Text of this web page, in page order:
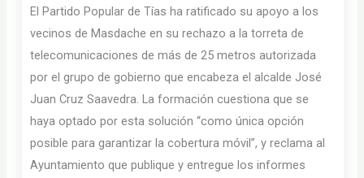
El Partido Popular de Tías ha ratificado su apoyo a los
vecinos de Masdache en su rechazo a la torreta de
telecomunicaciones de más de 25 metros autorizada
por el grupo de gobierno que encabeza el alcalde José
Juan Cruz Saavedra. La formación cuestiona que se
haya optado por esta solución “como única opción
posible para garantizar la cobertura móvil”, y reclama al
Ayuntamiento que publique y entregue los informes